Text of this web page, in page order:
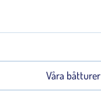
Våra båtturer